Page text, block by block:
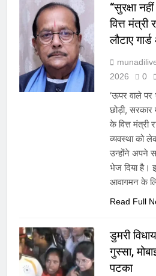
“सुरक्षा
वित्त मंत्री
लौटाए
2026
0
‘ऊपर वाले पर
छोड़ी, सरकार
के वित्त मंत्री
व्यवस्था को
उन्होंने अपने
भेज दिया है।
आवागमन के
Read Full
डुमरी
गुस्सा,
पटका